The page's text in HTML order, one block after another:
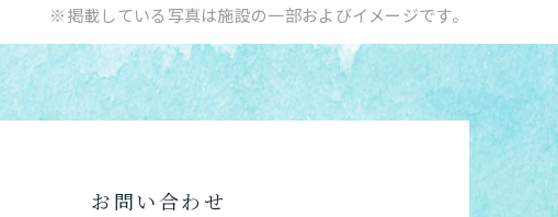
※掲載している写真は施設の一部およびイメージです。
お問い合わせ